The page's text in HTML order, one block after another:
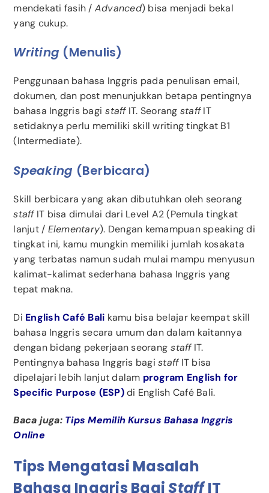
mendekati fasih / Advanced) bisa menjadi bekal
yang cukup.
Writing (menulis)
Penggunaan bahasa Inggris pada penulisan email,
dokumen, dan post menunjukkan betapa pentingnya
bahasa Inggris bagi staffIT. Seorang staffIT
setidaknya perlu memiliki skill writing tingkat B1
(Intermediate).
Speaking (berbicara)
Skill berbicara yang akan dibutuhkan oleh seorang
staffIT bisa dimulai dari Level A2 (Pemula tingkat
lanjut / Elementary). Dengan kemampuan speaking di
tingkat ini, kamu mungkin memiliki jumlah kosakata
yang terbatas namun sudah mulai mampu menyusun
kalimat-kalimat sederhana bahasa Inggris yang
tepat makna.
Di English Café Bali kamu bisa belajar keempat skill
bahasa Inggris secara umum dan dalam kaitannya
dengan bidang pekerjaan seorang staffIT.
Pentingnya bahasa Inggris bagistaffIT bisa
dipelajari lebih lanjut dalam program English for
Specific Purpose (ESP) di English Café Bali.
Baca juga: Tips Memilih Kursus Bahasa Inggris
Online
Tips Mengatasi Masalah
Bahasa Inggris BagiStaffIT